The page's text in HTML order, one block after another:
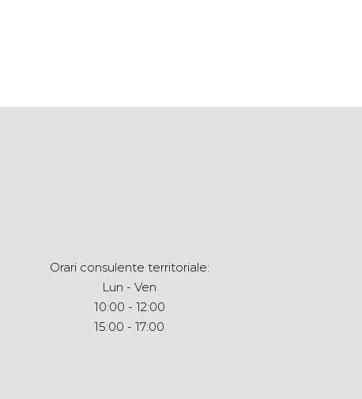
Orari consulente territoriale:
Lun - Ven
10:00 - 12:00
15:00 - 17:00